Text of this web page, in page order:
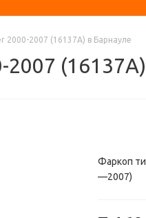
2007 (16137A) в Барнауле
Фаркоп
—2007)